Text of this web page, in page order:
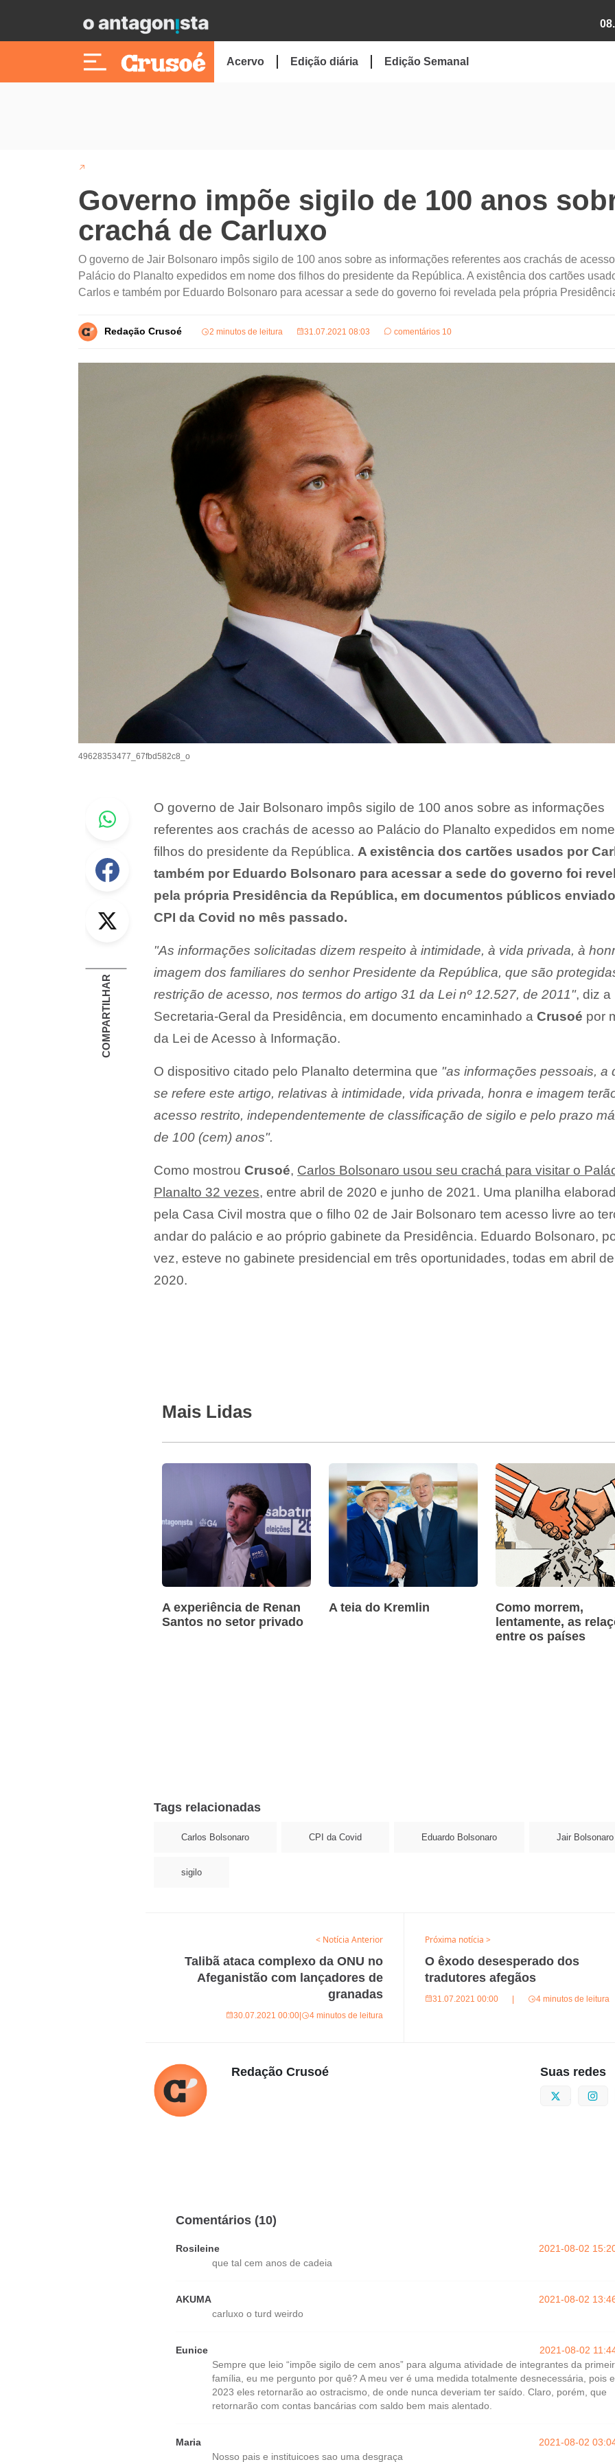
Acervo Edição diária Edição Semanal
Governo impõe sigilo de 100 anos
crachá de Carluxo
O governo de Jair Bolsonaro impôs sigilo de 100 anos sobre as informações referentes aos crachás de
Palácio do Planalto expedidos em nome dos filhos do presidente da República. A existência dos cartões
Carlos e também por Eduardo Bolsonaro para acessar a sede do governo foi revelada pela própria
Redação Crusoé 2 minutos de leitura 31.07.2021 08:03 comentários 10
49628353477_67fbd582c8_o
Whastapp
Facebook
Twitter
COMPARTILHAR
O governo de Jair Bolsonaro impôs sigilo de 100 anos sobre as informações
referentes aos crachás de acesso ao Palácio do Planalto expedidos em
filhos do presidente da República. A existência dos cartões usados por
também por Eduardo Bolsonaro para acessar a sede do governo foi
pela própria Presidência da República, em documentos públicos
CPI da Covid no mês passado.
"As informações solicitadas dizem respeito à intimidade, à vida privada, à
imagem dos familiares do senhor Presidente da República, que são
restrição de acesso, nos termos do artigo 31 da Lei nº 12.527, de 2011", diz a
Secretaria-Geral da Presidência, em documento encaminhado a Crusoé por
da Lei de Acesso à Informação.
O dispositivo citado pelo Planalto determina que "as informações pessoais, a
se refere este artigo, relativas à intimidade, vida privada, honra e imagem
acesso restrito, independentemente de classificação de sigilo e pelo prazo
de 100 (cem) anos".
Como mostrou Crusoé, Carlos Bolsonaro usou seu crachá para visitar o
Planalto 32 vezes, entre abril de 2020 e junho de 2021. Uma planilha
pela Casa Civil mostra que o filho 02 de Jair Bolsonaro tem acesso livre ao
andar do palácio e ao próprio gabinete da Presidência. Eduardo Bolsonaro,
vez, esteve no gabinete presidencial em três oportunidades, todas em abril de
2020.
Mais Lidas
A experiência de Renan
Santos no setor privado
A teia do Kremlin
Como morrem,
lentamente, as
entre os países
Tags relacionadas
Carlos Bolsonaro CPI da Covid Eduardo Bolsonaro Jair Bolsonaro
sigilo
< Notícia Anterior
Talibã ataca complexo da ONU no
Afeganistão com lançadores de
granadas
30.07.2021 00:00| 4 minutos de leitura
Próxima notícia >
O êxodo desesperado dos
tradutores afegãos
31.07.2021 00:00 4 minutos de leitura
Redação Crusoé Suas redes
Twitter
Comentários (10)
Rosileine
2021-08-02
que tal cem anos de cadeia
AKUMA
2021-08-02
carluxo o turd weirdo
Eunice
2021-08-02
Sempre que leio “impõe sigilo de cem anos” para alguma atividade de integrantes da
família, eu me pergunto por quê? A meu ver é uma medida totalmente desnecessária, pois
2023 eles retornarão ao ostracismo, de onde nunca deveriam ter saído. Claro, porém, que
retornarão com contas bancárias com saldo bem mais alentado.
Maria
2021-08-02
Nosso pais e instituicoes sao uma desgraça